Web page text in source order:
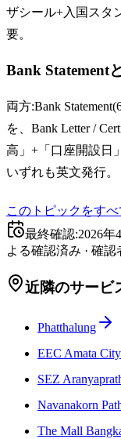
ザシール+入国スタ
要。
Bank Statement
両方:Bank
を、Bank Letter /
高」+「口座開設日
いずれも英文発行。
このトピックをすべ
最終確認:2026年
よる確認済み · 確認
近隣のサービ
Phatthalung
EEC Amata
SEZ
Navanakorn
The Mall